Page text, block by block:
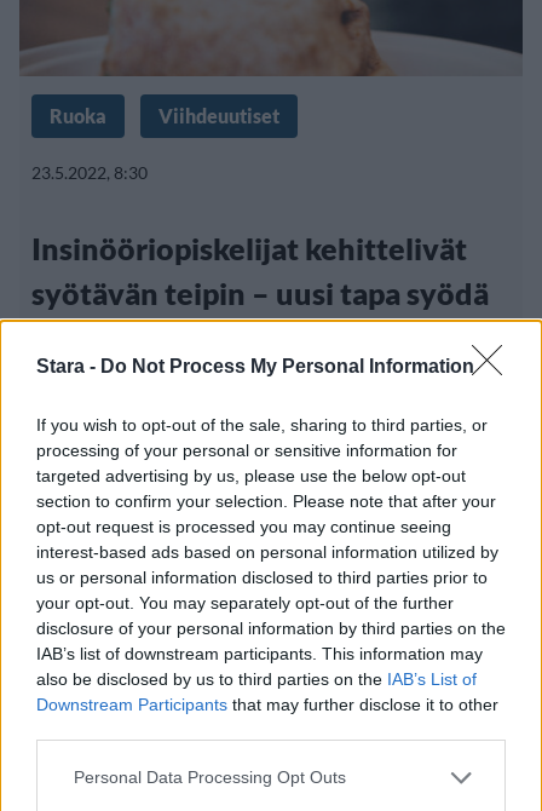
Stara - Do Not Process My Personal Information
If you wish to opt-out of the sale, sharing to third parties, or
processing of your personal or sensitive information for
targeted advertising by us, please use the below opt-out
section to confirm your selection. Please note that after your
opt-out request is processed you may continue seeing
interest-based ads based on personal information utilized by
us or personal information disclosed to third parties prior to
your opt-out. You may separately opt-out of the further
disclosure of your personal information by third parties on the
IAB’s list of downstream participants. This information may
also be disclosed by us to third parties on the IAB’s List of
Downstream Participants that may further disclose it to other
Personal Data Processing Opt Outs
Ruoka Viihdeuutiset
23.5.2022, 8:30
Insinööriopiskelijat kehittelivät
syötävän teipin – uusi tapa syödä
28.7.2021, 20:00